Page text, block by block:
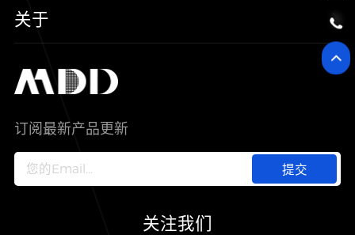
SiC
IC
新能源
智能家居
新兴行业
质量与环境
其他信息(PCN)
样品与支持
关于
加入我们
订阅最新产品更新
提交
关注我们